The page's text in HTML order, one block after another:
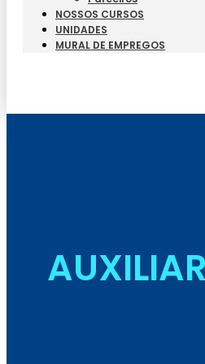
NOSSOS CURSOS
UNIDADES
MURAL DE EMPREGOS